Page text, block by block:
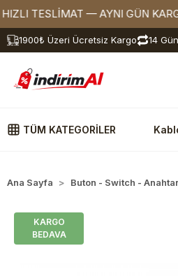
— AYNI GÜN KARGODA
1900₺ Üzeri Ücretsiz Kargo 14
TÜM KATEGORİLER
Ana Sayfa Buton - Switch - Anahtar
KARGO
BEDAVA